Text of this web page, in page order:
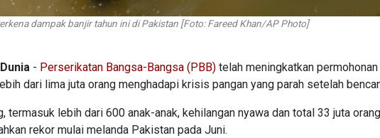
dampak banjir tahun ini di Pakistan [Foto: Fareed Khan/AP Photo]
- Perserikatan Bangsa-Bangsa (PBB) telah meningkatkan
dari lima juta orang menghadapi krisis pangan yang parah setelah
termasuk lebih dari 600 anak-anak, kehilangan nyawa dan total 33 juta
rekor mulai melanda Pakistan pada Juni.